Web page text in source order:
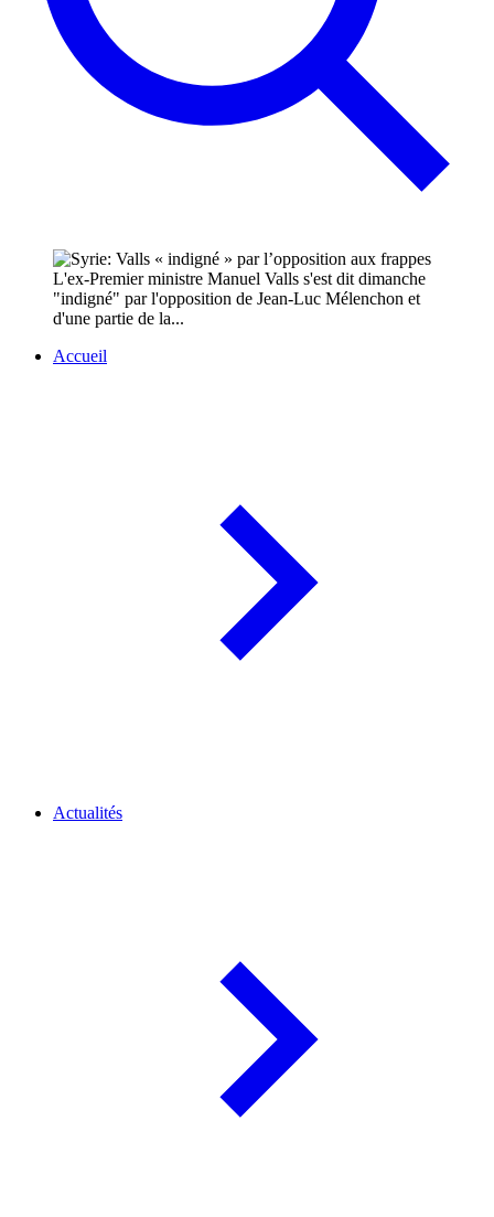
L'ex-Premier ministre Manuel Valls s'est dit dimanche
"indigné" par l'opposition de Jean-Luc Mélenchon et
d'une partie de la...
Accueil
Actualités